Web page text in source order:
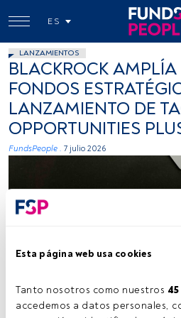
Esta página web usa cookies
Tanto nosotros como nuestros 45
accedemos a datos personales,
ES
LANZAMIENTOS
BLACKROCK
FONDOS
LANZAMIENTO DE
OPPORTUNITIES
FundsPeople . 7 julio 2026